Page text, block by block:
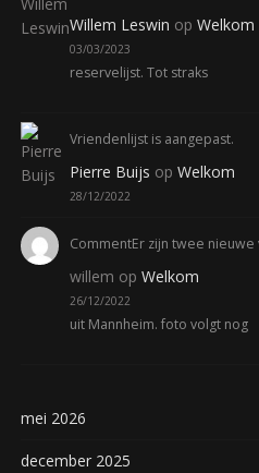
Willem Leswin opWelkom
03/03/2023
reservelijst. Tot straks
Pierre Buijs opWelkom
28/12/2022
Vriendenlijst is aangepast.
willem opWelkom
26/12/2022
CommentEr zijn twee nieuwe
uit Mannheim. foto volgt nog
mei 2026
december 2025